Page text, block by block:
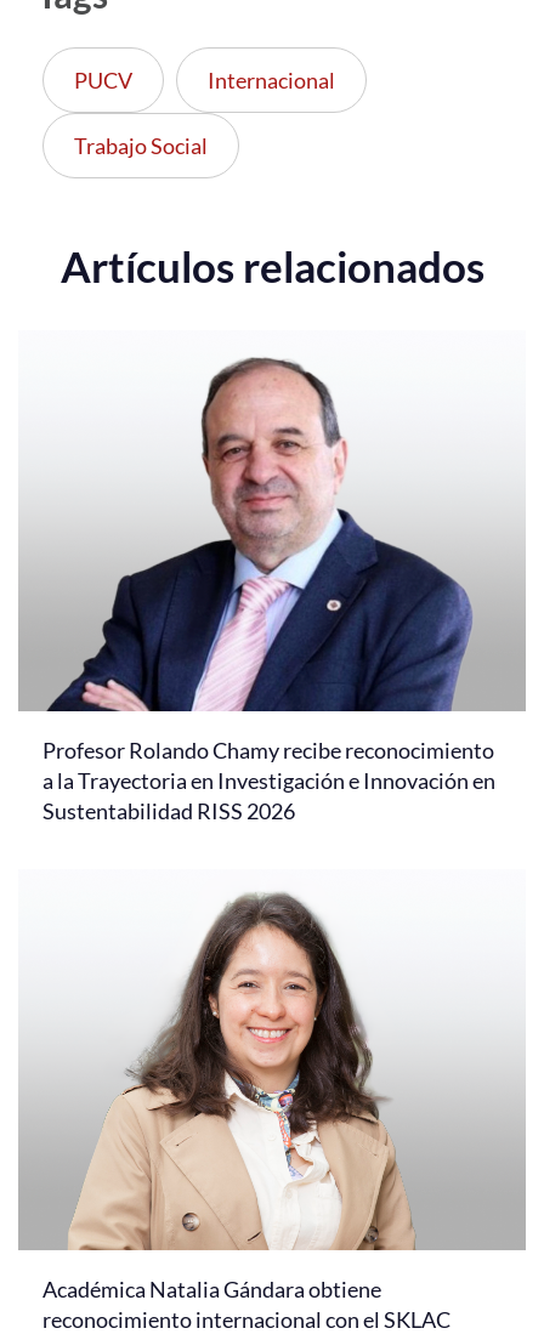
PUCV Internacional
Trabajo Social
Artículos relacionados
Profesor Rolando Chamy recibe reconocimiento
a la Trayectoria en Investigación e Innovación en
Sustentabilidad RISS 2026
Académica Natalia Gándara obtiene
reconocimiento internacional con el SKLAC